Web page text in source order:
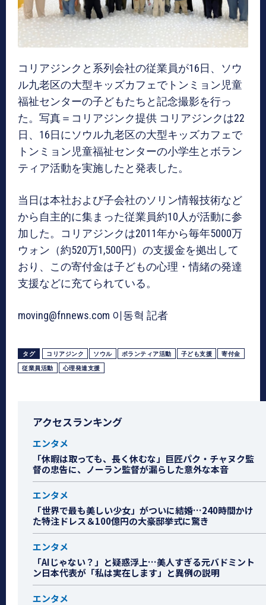
コリアジンクと系列会社の従業員が16日、ソウ
ル九老区の大型キッズカフェでトンミョン児童
福祉センターの子どもたちと記念撮影を行っ
た。写真＝コリアジンク提供 コリアジンクは22
日、16日にソウル九老区の大型キッズカフェで
トンミョン児童福祉センターの小学生とボラン
ティア活動を実施したと発表した。
当日は本社および子会社のソリン情報技術など
から自主的に集まった従業員約10人が活動に参
加した。コリアジンクは2011年から毎年5000万
ウォン（約520万1,500円）の支援金を拠出して
おり、この寄付金は子どもの心理・情緒の発達
支援などに充てられている。
moving@fnnews.com 이동혁 記者
タグ コリアジンク ソウル ボランティア活動 子ども支援 寄付金
従業員活動 心理発達支援
アクセスランキング
エンタメ
「休暇は取っても、長く休むな」巨匠パク・チャヌク監
督の忠告に、ノーラン監督が漏らした意外な本音
エンタメ
「世界で最も美しい少女」がついに結婚…240時間かけ
た特注ドレス＆100億円の大豪邸挙式に驚き
エンタメ
「AIじゃない？」と疑惑浮上…美人すぎる元バドミント
ン日本代表が「私は実在します」と異例の説明
エンタメ